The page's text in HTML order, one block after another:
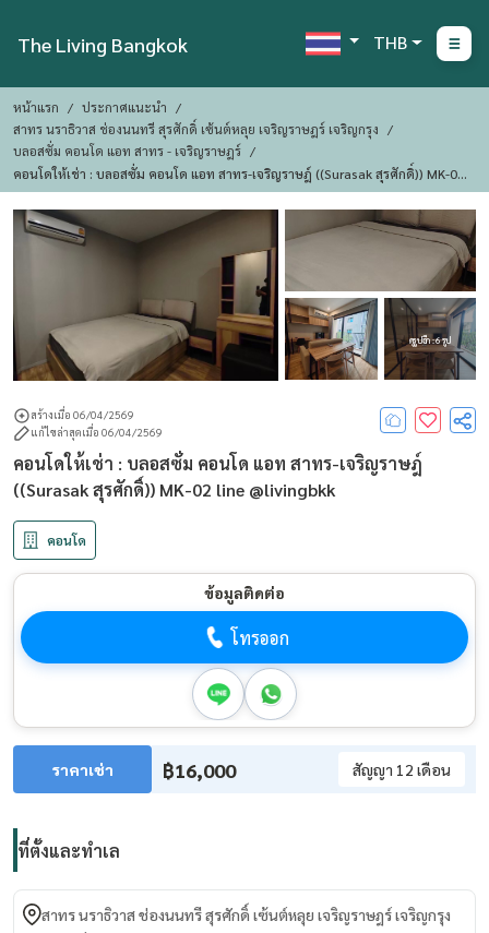
The Living Bangkok THB
หน้าแรก
ประกาศแนะนำ
สาทร นราธิวาส ช่องนนทรี สุรศักดิ์ เซ้นต์หลุย เจริญราษฎร์ เจริญกรุง
บลอสซั่ม คอนโด แอท สาทร - เจริญราษฎร์
คอนโดให้เช่า : บลอสซั่ม คอนโด แอท สาทร-เจริญราษฎ์ ((Surasak สุรศักดิ์)) MK-02
Line @livingbkk
ดูรูปอีก : 6 รูป
สร้างเมื่อ 06/04/2569
แก้ไขล่าสุดเมื่อ 06/04/2569
คอนโดให้เช่า : บลอสซั่ม คอนโด แอท สาทร-เจริญราษฎ์
((Surasak สุรศักดิ์)) MK-02 line @livingbkk
คอนโด
ข้อมูลติดต่อ
โทรออก
ราคาเช่า ฿16,000 สัญญา 12 เดือน
ที่ตั้งและทำเล
สาทร นราธิวาส ช่องนนทรี สุรศักดิ์ เซ้นต์หลุย เจริญราษฎร์ เจริญกรุง